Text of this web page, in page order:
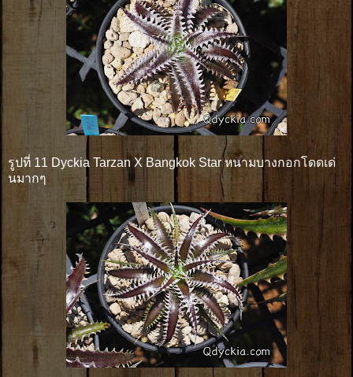
รูปที่ 11 Dyckia Tarzan X Bangkok Star หนามบางกอกโดดเด่
นมากๆ